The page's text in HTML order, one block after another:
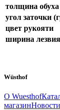
толщина
угол заточки
цвет рукояти
ширина
Wüsthof
О Wuesthof
магазинНовости